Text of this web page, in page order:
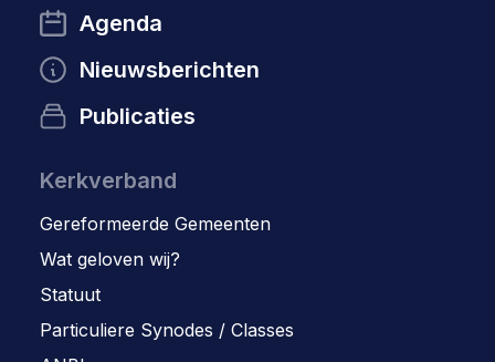
Agenda
Nieuwsberichten
Publicaties
Kerkverband
Gereformeerde Gemeenten
Wat geloven wij?
Statuut
Particuliere Synodes / Classes